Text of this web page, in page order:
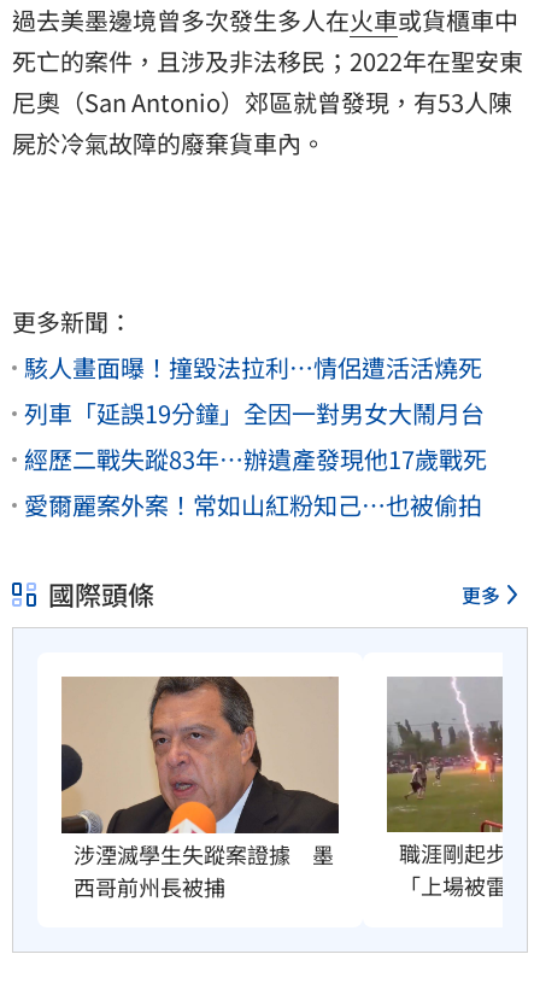
過去美墨邊境曾多次發生多人在火車或貨櫃車中
死亡的案件，且涉及非法移民；2022年在聖安東
尼奧（San Antonio）郊區就曾發現，有53人陳
屍於冷氣故障的廢棄貨車內。
更多新聞：
駭人畫面曝！撞毀法拉利…情侶遭活活燒死
列車「延誤19分鐘」全因一對男女大鬧月台
經歷二戰失蹤83年…辦遺產發現他17歲戰死
愛爾麗案外案！常如山紅粉知己…也被偷拍
國際頭條 更多
涉湮滅學生失蹤案證據　墨
西哥前州長被捕
職涯剛起步　
「上場被雷劈